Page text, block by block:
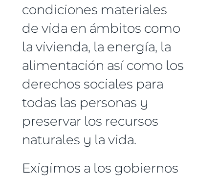
condiciones materiales
de vida en ámbitos como
la vivienda, la energía, la
alimentación así como los
derechos sociales para
todas las personas y
preservar los recursos
naturales y la vida.
Exigimos a los gobiernos